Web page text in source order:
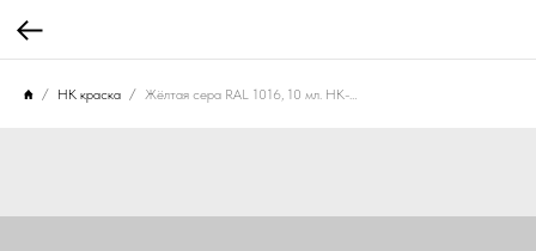
НК краска